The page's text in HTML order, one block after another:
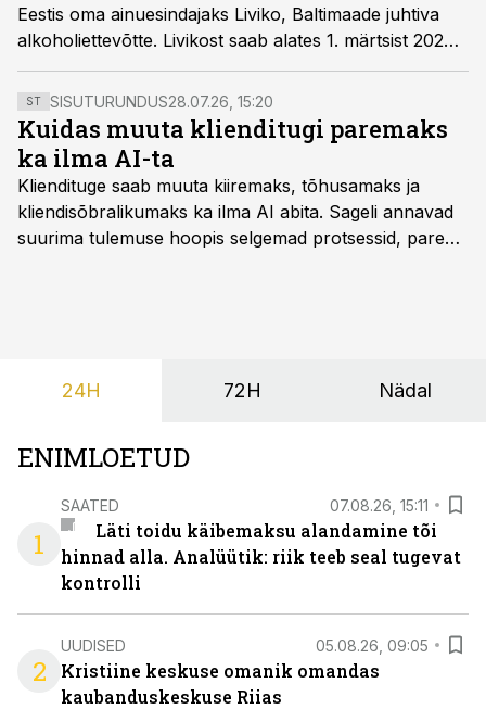
Eestis oma ainuesindajaks Liviko, Baltimaade juhtiva
alkoholiettevõtte. Livikost saab alates 1. märtsist 2026
William Grant & Sons’i tooteportfelli ametlik esindaja ja
maaletooja Eestis.
ST SISUTURUNDUS28.07.26, 15:20
Kuidas muuta klienditugi paremaks
ka ilma AI-ta
Kliendituge saab muuta kiiremaks, tõhusamaks ja
kliendisõbralikumaks ka ilma AI abita. Sageli annavad
suurima tulemuse hoopis selgemad protsessid, parem
24H 72H Nädal
ENIMLOETUD
1
SAATED 07.08.26, 15:11
Läti toidu käibemaksu alandamine tõi
hinnad alla. Analüütik: riik teeb seal tugevat
kontrolli
2
UUDISED 05.08.26, 09:05
Kristiine keskuse omanik omandas
kaubanduskeskuse Riias